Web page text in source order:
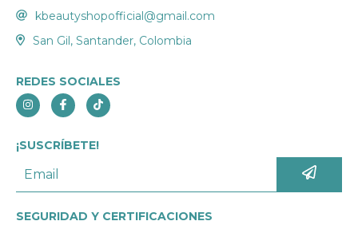
kbeautyshopofficial@gmail.com
San Gil, Santander, Colombia
REDES SOCIALES
¡SUSCRÍBETE!
SEGURIDAD Y CERTIFICACIONES